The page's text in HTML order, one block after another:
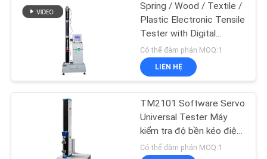
Spring / Wood / Textile /
Plastic Electronic Tensile
Tester with Digital
Display
Có thể đàm phán MOQ:1
LIÊN HỆ
TM2101 Software Servo
Universal Tester Máy
kiểm tra độ bền kéo điện
tử
Có thể đàm phán MOQ:1